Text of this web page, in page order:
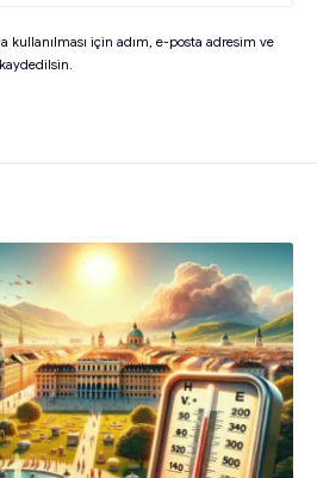
kullanılması için adım, e-posta adresim ve